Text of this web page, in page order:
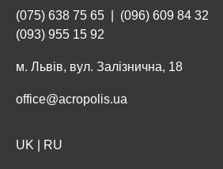
(075) 638 75 65
(096) 609 84 32
(093) 955 15 92
м. Львів, вул. Залізнична, 18
office@acropolis.ua
UK RU